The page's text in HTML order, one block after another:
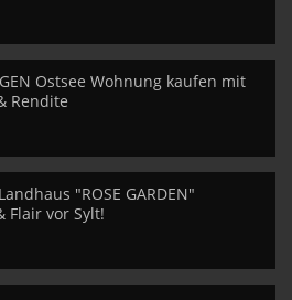
Ostsee Wohnung kaufen mit
Rendite
"ROSE GARDEN"
Flair vor Sylt!